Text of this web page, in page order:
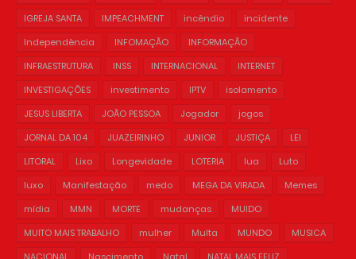
IGREJA SANTA
IMPEACHMENT incêndio
incidente
Independência
INFOMAÇÃO
INFORMAÇÃO
INFRAESTRUTURA
INSS INTERNACIONAL
INTERNET
INVESTIGAÇÕES
investimento IPTV
isolamento
JESUS LIBERTA
JOÃO PESSOA Jogador
jogos
JORNAL DA 104
JUAZEIRINHO JUNIOR JUSTIÇA
LEI
LITORAL
Lixo Longevidade LOTERIA lua
Luto
luxo
Manifestação medo MEGA DA VIRADA
Memes
mídia
MMN MORTE mudanças
MUIDO
MUITO MAIS TRABALHO
mulher Multa MUNDO
MUSICA
NACIONAL
Nascimento Natal
NATAL MAIS FELIZ